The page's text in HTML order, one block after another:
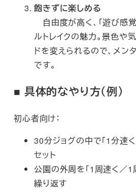
飽きずに楽しめる
自由度が高く、「遊び感
ルトレイクの魅力。景色や
ドを変えられるので、メン
です。
■ 具体的なやり方（例）
初心者向け：
30分ジョグの中で「1分速
セット
公園の外周を「1周速く／1
繰り返す